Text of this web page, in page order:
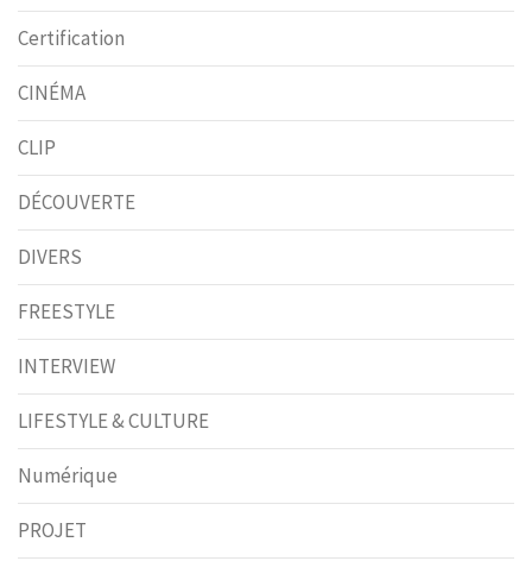
Certification
CINÉMA
CLIP
DÉCOUVERTE
DIVERS
FREESTYLE
INTERVIEW
LIFESTYLE & CULTURE
Numérique
PROJET